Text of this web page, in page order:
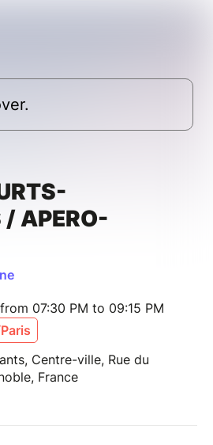
/ APERO-
07:30 PM to 09:15 PM
Centre-ville, Rue du
France